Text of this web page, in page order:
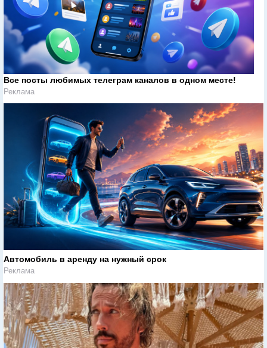
Все посты любимых телеграм каналов в одном месте!
Реклама
Автомобиль в аренду на нужный срок
Реклама